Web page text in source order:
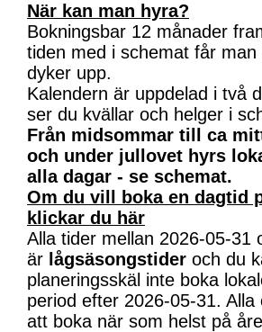
När kan man hyra?
Bokningsbar 12 månader
tiden med i schemat får man
dyker upp.
Kalendern är uppdelad i två
ser du kvällar och helger i
Från midsommar till ca
och under jullovet hyrs
alla dagar - se schemat.
Om du vill boka en dagtid
klickar du här
Alla tider mellan 2026-05-31
är lågsäsongstider och du
planeringsskäl inte boka
period efter 2026-05-31.
att boka när som helst på